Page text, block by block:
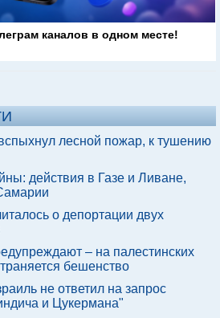
каналов в одном месте!
лесной пожар, к тушению
действия в Газе и Ливане,
о депортации двух
– на палестинских
бешенство
не ответил на запрос
и Цукермана"